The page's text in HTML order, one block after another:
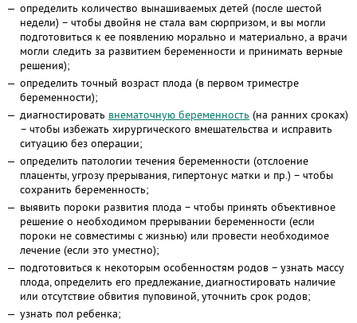
определить количество вынашиваемых детей (после шестой
недели) – чтобы двойня не стала вам сюрпризом, и вы могли
подготовиться к ее появлению морально и материально, а врачи
могли следить за развитием беременности и принимать верные
решения);
определить точный возраст плода (в первом триместре
беременности);
диагностировать внематочную беременность (на ранних сроках)
– чтобы избежать хирургического вмешательства и исправить
ситуацию без операции;
определить патологии течения беременности (отслоение
плаценты, угрозу прерывания, гипертонус матки и пр.) – чтобы
сохранить беременность;
выявить пороки развития плода – чтобы принять объективное
решение о необходимом прерывании беременности (если
пороки не совместимы с жизнью) или провести необходимое
лечение (если это уместно);
подготовиться к некоторым особенностям родов – узнать массу
плода, определить его предлежание, диагностировать наличие
или отсутствие обвития пуповиной, уточнить срок родов;
узнать пол ребенка;